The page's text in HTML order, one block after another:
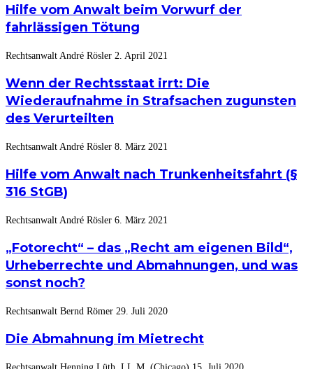
Hilfe vom Anwalt beim Vorwurf der
fahrlässigen Tötung
Rechtsanwalt André Rösler 2. April 2021
Wenn der Rechtsstaat irrt: Die
Wiederaufnahme in Strafsachen zugunsten
des Verurteilten
Rechtsanwalt André Rösler 8. März 2021
Hilfe vom Anwalt nach Trunkenheitsfahrt (§
316 StGB)
Rechtsanwalt André Rösler 6. März 2021
„Fotorecht“ – das „Recht am eigenen Bild“,
Urheberrechte und Abmahnungen, und was
sonst noch?
Rechtsanwalt Bernd Römer 29. Juli 2020
Die Abmahnung im Mietrecht